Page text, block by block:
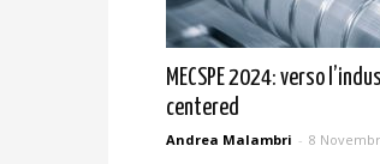
MECSPE 2024: verso
centered
Andrea Malambri - 8